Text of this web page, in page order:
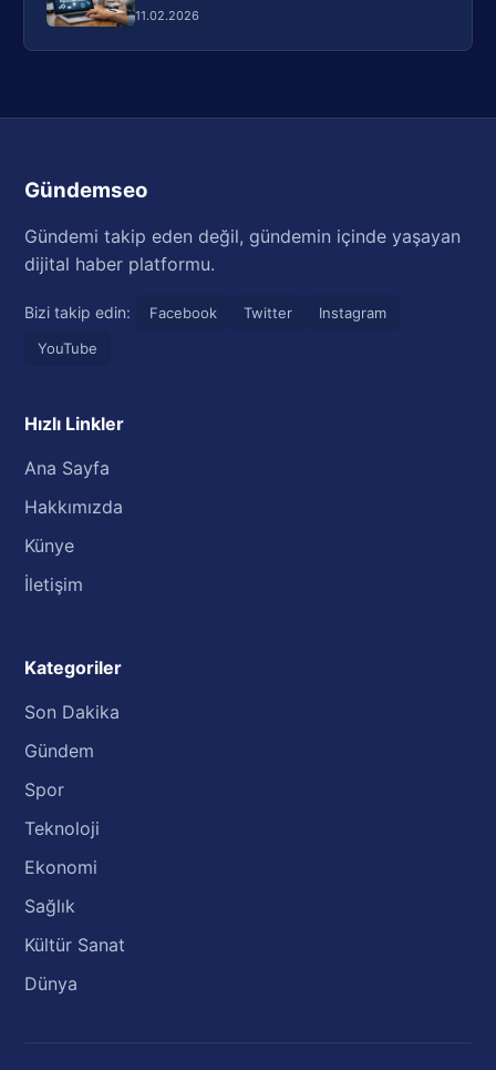
11.02.2026
Gündemseo
Gündemi takip eden değil, gündemin içinde yaşayan
dijital haber platformu.
Bizi takip edin: Facebook Twitter
Instagram
YouTube
Hızlı Linkler
Ana Sayfa
Hakkımızda
Künye
İletişim
Kategoriler
Son Dakika
Gündem
Spor
Teknoloji
Ekonomi
Sağlık
Kültür Sanat
Dünya